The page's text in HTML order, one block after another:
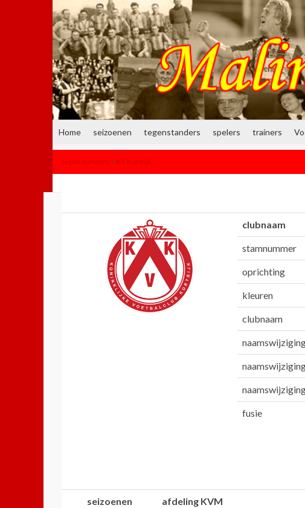
Home seizoenen tegenstanders spelers trainers
tegenstanders > KV Kortrijk
clubnaam
stamnummer
oprichting
kleuren
clubnaam
fusie
seizoenen afdeling KVM